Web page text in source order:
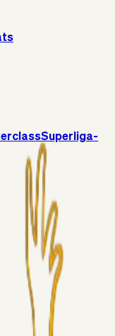
Superliga-
Markant……!